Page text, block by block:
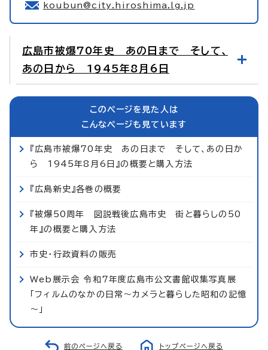
koubun@city.hiroshima.lg.jp
広島市被爆70年史 あの日まで そして、
あの日から 1945年8月6日
このページを見た人は
こんなページも見ています
『広島市被爆70年史 あの日まで そして、あの日か
ら 1945年8月6日』の概要と購入方法
『広島新史』各巻の概要
『被爆50周年 図説戦後広島市史 街と暮らしの50
年』の概要と購入方法
市史・行政資料の販売
Web展示会 令和7年度広島市公文書館収集写真展
「フィルムのなかの日常～カメラと暮らした昭和の記憶
～」
前のページへ戻る トップページへ戻る